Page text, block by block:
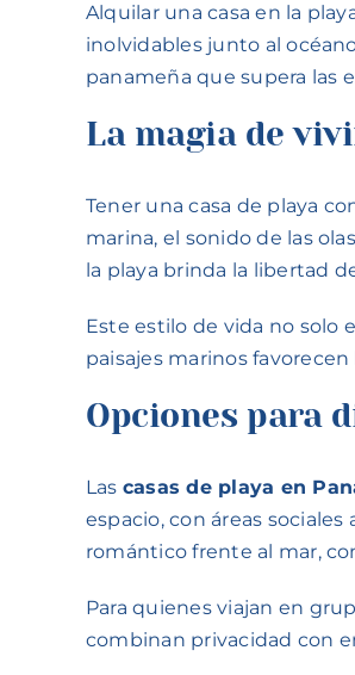
Alquilar una casa en la
inolvidables junto al
panameña que supera las
La magia de
Tener una casa de playa
marina, el sonido de las
la playa brinda la libertad
Este estilo de vida no solo
paisajes marinos
Opciones para
Las casas de playa en
espacio, con áreas
romántico frente al mar,
Para quienes viajan en
combinan privacidad con